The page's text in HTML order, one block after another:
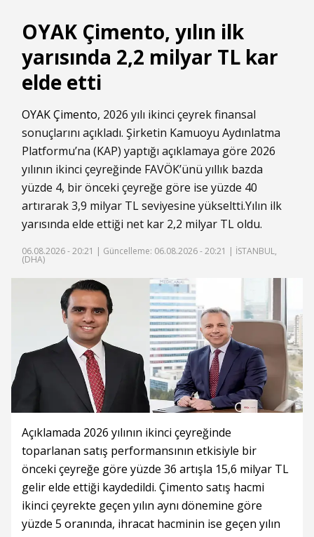
OYAK Çimento, yılın ilk
yarısında 2,2 milyar TL kar
elde etti
OYAK Çimento, 2026 yılı ikinci çeyrek finansal
sonuçlarını açıkladı. Şirketin Kamuoyu Aydınlatma
Platformu’na (KAP) yaptığı açıklamaya göre 2026
yılının ikinci çeyreğinde FAVÖK’ünü yıllık bazda
yüzde 4, bir önceki çeyreğe göre ise yüzde 40
artırarak 3,9 milyar TL seviyesine yükseltti.Yılın ilk
yarısında elde ettiği net kar 2,2 milyar TL oldu.
06.08.2026 - 20:21 | Güncelleme: 06.08.2026 - 20:21 | İSTANBUL,
(DHA)
Açıklamada 2026 yılının ikinci çeyreğinde
toparlanan satış performansının etkisiyle bir
önceki çeyreğe göre yüzde 36 artışla 15,6 milyar TL
gelir elde ettiği kaydedildi. Çimento satış hacmi
ikinci çeyrekte geçen yılın aynı dönemine göre
yüzde 5 oranında, ihracat hacminin ise geçen yılın